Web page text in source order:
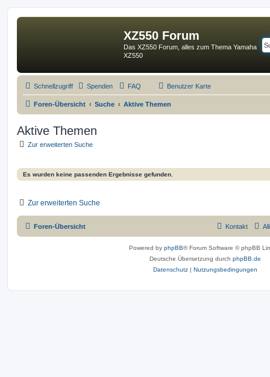
XZ550 Forum
Das XZ550 Forum, alles zum Thema Yamaha
XZ550
Schnellzugriff Spenden FAQ Benutzer Karte
Foren-Übersicht Suche Aktive Themen
Aktive Themen
Zur erweiterten Suche
Es wurden keine passenden Ergebnisse gefunden.
Zur erweiterten Suche
Foren-Übersicht Kontakt
Powered by phpBB® Forum Software © phpBB
Deutsche Übersetzung durch phpBB.de
Datenschutz | Nutzungsbedingungen